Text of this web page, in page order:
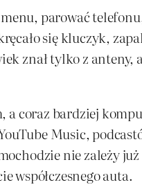
parować
się kluczyk,
znał tylko z
a coraz bardziej
Music,
nie zależy
współczesnego auta.